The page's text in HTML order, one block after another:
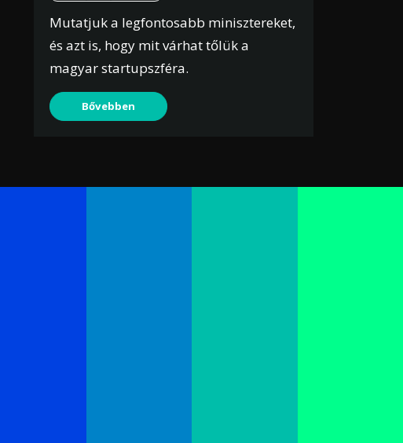
Mutatjuk a legfontosabb minisztereket,
és azt is, hogy mit várhat tőlük a
magyar startupszféra.
Bővebben